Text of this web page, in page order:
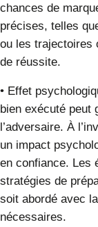
chances de
précises, telles
ou les trajectoires
de réussite.
• Effet
bien exécuté peut
l’adversaire. À
un impact
en confiance. Les
stratégies de
soit abordé avec
nécessaires.